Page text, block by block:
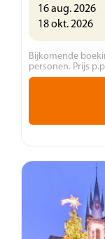
16 aug. 2026
18 okt. 2026
Bijkomende
personen. Prijs